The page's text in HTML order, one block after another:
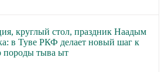
круглый стол, праздник Наадым
в Туве РКФ делает новый шаг к
породы тыва ыт